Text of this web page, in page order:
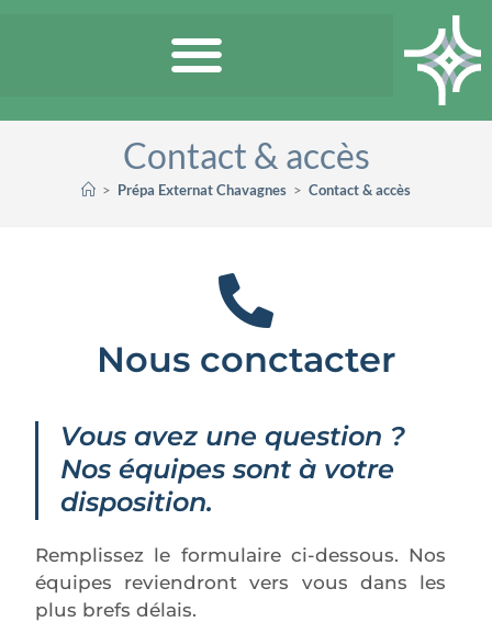
Contact & accès
> Prépa Externat Chavagnes > Contact & accès
Nous conctacter
Vous avez une question ?
Nos équipes sont à votre
disposition.
Remplissez le formulaire ci-dessous. Nos
équipes reviendront vers vous dans les
plus brefs délais.